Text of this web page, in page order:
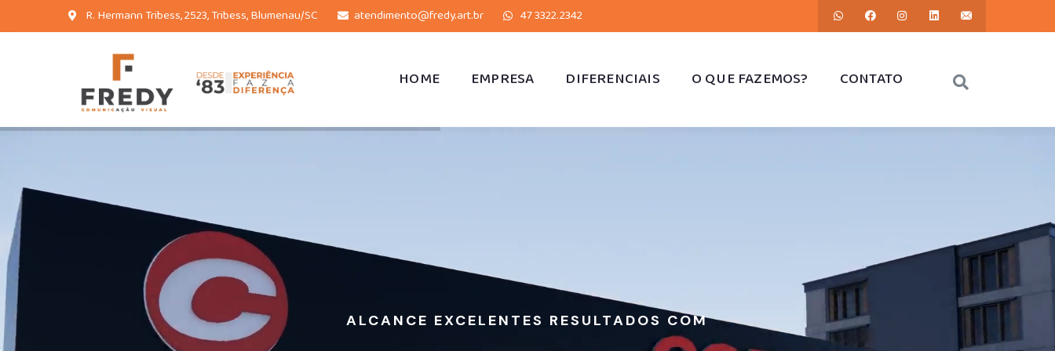
R. Hermann Tribess, 2523, Tribess, Blumenau/SC atendimento@fredy.art.br 47 3322.2342
HOME EMPRESA DIFERENCIAIS O QUE FAZEMOS? CONTATO
ALCANCE EXCELENTES RESULTADOS COM